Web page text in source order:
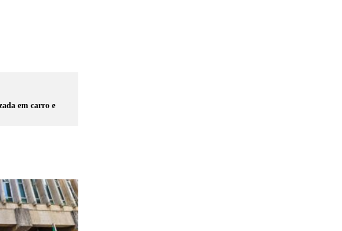
em carro e